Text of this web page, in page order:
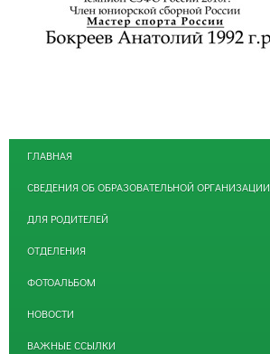
ГЛАВНАЯ
СВЕДЕНИЯ ОБ ОБРАЗОВАТЕЛЬНОЙ ОРГАНИЗАЦИИ
ДЛЯ РОДИТЕЛЕЙ
ОТДЕЛЕНИЯ
ФОТОАЛЬБОМ
НОВОСТИ
ВАЖНЫЕ ССЫЛКИ